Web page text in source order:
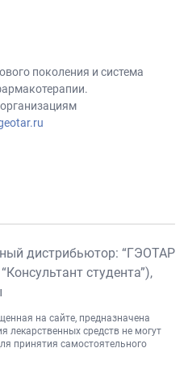
поколения и система
дистрибьютор: “ГЭОТАР
студента”),
на сайте, предназначена
лекарственных средств не могут
принятия самостоятельного